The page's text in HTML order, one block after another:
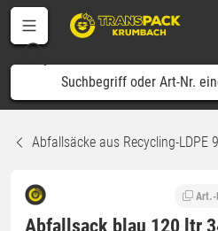
Abfallsäcke aus Recycling-LDPE
Art.-
Abfallsack blau 120 ltr